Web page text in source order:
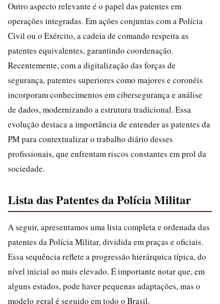
Outro aspecto relevante é o papel das patentes em
operações integradas. Em ações conjuntas com a Polícia
Civil ou o Exército, a cadeia de comando respeita as
patentes equivalentes, garantindo coordenação.
Recentemente, com a digitalização das forças de
segurança, patentes superiores como majores e coronéis
incorporam conhecimentos em cibersegurança e análise
de dados, modernizando a estrutura tradicional. Essa
evolução destaca a importância de entender as patentes da
PM para contextualizar o trabalho diário desses
profissionais, que enfrentam riscos constantes em prol da
sociedade.
Lista das Patentes da Polícia Militar
A seguir, apresentamos uma lista completa e ordenada das
patentes da Polícia Militar, dividida em praças e oficiais.
Essa sequência reflete a progressão hierárquica típica, do
nível inicial ao mais elevado. É importante notar que, em
alguns estados, pode haver pequenas adaptações, mas o
modelo geral é seguido em todo o Brasil.